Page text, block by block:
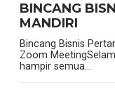
BINCANG
MANDIRI
Bincang Bisnis
Zoom
hampir semua...